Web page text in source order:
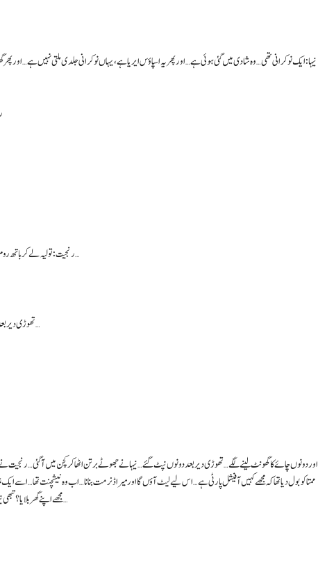
نیہا: ایک نوکرانی تھی… وہ شادی میں گئی ہوئی ہے… اور پھر یہ اسپاؤس ایریا ہے، یہاں نوکرانی جلدی ملتی نہیں ہے… اور
رنجیت: تولیہ لے کر باتھ روم میں چلا گیا… نیہا نے چائے کے لیے گیس پر چڑھا کر گیس کا شعلہ دھیما کر دیا…
تھوڑی دیر بعد رنجیت فریش ہو کر آ گیا… اور ڈائننگ ٹیبل پر بیٹھ گیا… اور بتاؤ کیسی ہو… بیٹے…
اور دونوں چائے کا گھونٹ لینے لگے… تھوڑی دیر بعد دونوں نپٹ گئے… نیہا نے جھوٹے برتن اٹھا کر کچن میں آ گئی… رنجیت
ممتا کو بول دیا تھا کہ مجھے کہیں آفیشل پارٹی ہے… اس لیے لیٹ آؤں گا اور میرا ڈنر مت بنانا… اب وہ نیشچنت تھا… اسے
مجھے اپنے گھر بلایا؟ تبھی نیہا آ گئی… اس نے ٹی وی کا والیوم دھیما کر دیا… اور بولا… بولو نیہا… کیا بات ہے…